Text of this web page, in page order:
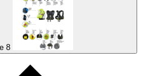
Release miniature 8